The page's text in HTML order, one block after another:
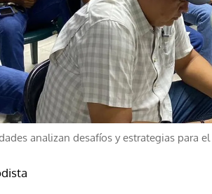
analizan desafíos y estrategias para